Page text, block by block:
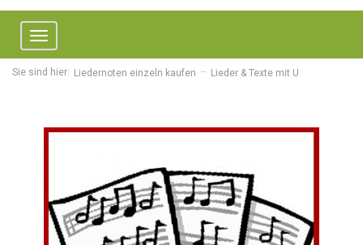
Toggle
navigation
Sie sind hier: Liedernoten einzeln kaufen Lieder & Texte mit U